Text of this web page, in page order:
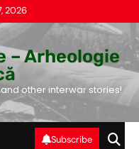
2026
– Arheologie
other interwar stories!
Subscribe